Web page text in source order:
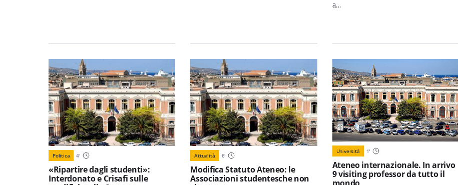
a…
Politica 4'
«Ripartire dagli studenti»:
Interdonato e Crisafi sulle
Attualità 6'
Modifica Statuto Ateneo: le
Associazioni studentesche non
Università 1'
Ateneo internazionale. In arrivo
9 visiting professor da tutto il